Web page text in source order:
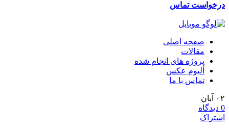
درخواست تماس
صفحه اصلی
مقالات
پروژه های انجام شده
آلبوم عکس
تماس با ما
۰۲
آبان
0 دیدگاه
اشتراک